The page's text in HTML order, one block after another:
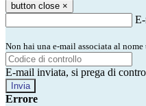
button close ×
Non hai una e-mail associata al
E-mail inviata, si prega di
Errore